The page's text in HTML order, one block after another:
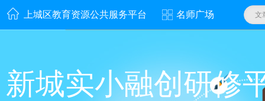
上城区教育资源公共服务平台 名师广场 文
新城实小融创研修